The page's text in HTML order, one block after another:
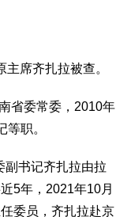
席齐扎拉被查。
省委常委，2010年
职。
书记齐扎拉由拉
5年，2021年10月
委员，齐扎拉赴京